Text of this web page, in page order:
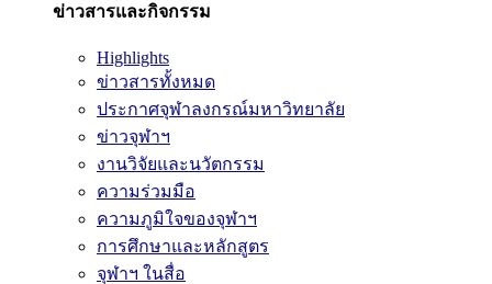
ข่าวสารและกิจกรรม
Highlights
ข่าวสารทั้งหมด
ประกาศจุฬาลงกรณ์มหาวิทยาลัย
ข่าวจุฬาฯ
งานวิจัยและนวัตกรรม
ความร่วมมือ
ความภูมิใจของจุฬาฯ
การศึกษาและหลักสูตร
จุฬาฯ ในสื่อ